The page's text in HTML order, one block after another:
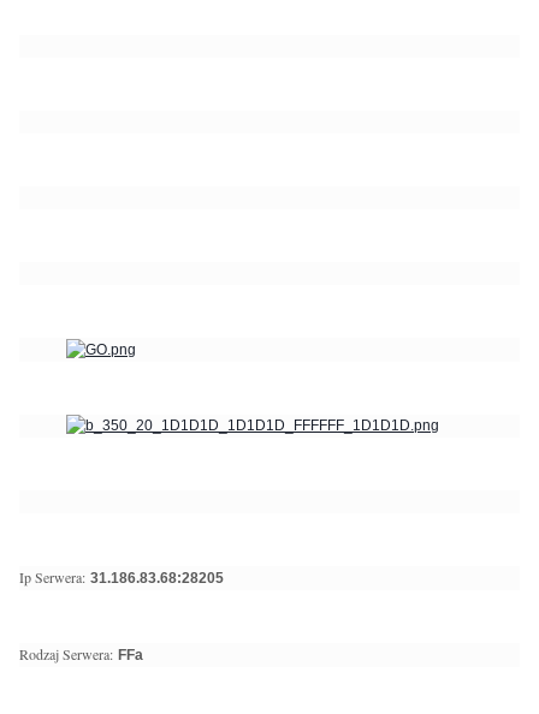
Ip Serwera: 31.186.83.68:28205
Rodzaj Serwera: FFa